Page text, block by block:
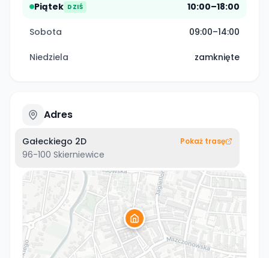
Piątek DZIŚ 10:00–18:00
Sobota 09:00–14:00
Niedziela zamknięte
Adres
Gałeckiego 2D
96-100 Skierniewice
Pokaż trasę